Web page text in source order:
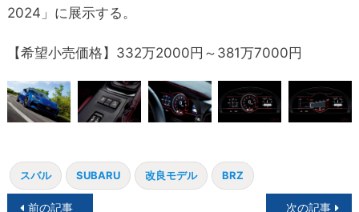
2024」に展示する。
【希望小売価格】332万2000円～381万7000円
スバル SUBARU 改良モデル BRZ
前の記事 次の記事